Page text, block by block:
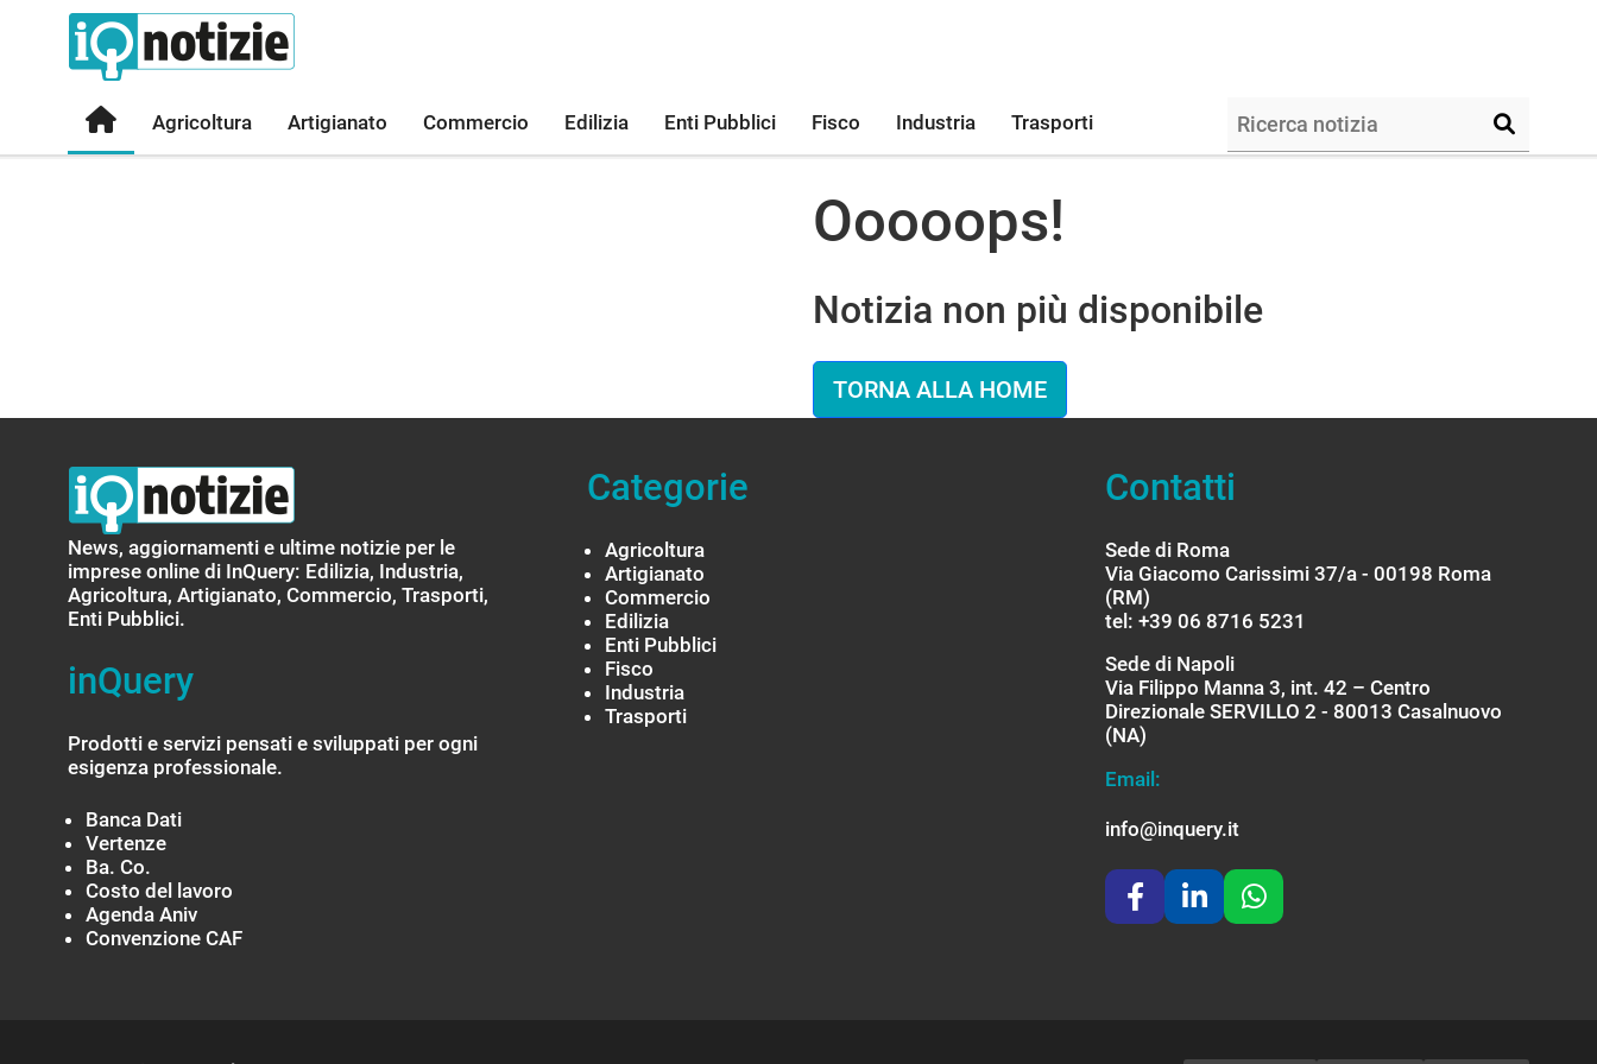
Agricoltura Artigianato Commercio Edilizia Enti Pubblici Fisco Industria Trasporti
Ooooops!
Notizia non più disponibile
TORNA ALLA HOME
IQ Notizie
News, aggiornamenti e ultime notizie per le
imprese online di InQuery: Edilizia, Industria,
Agricoltura, Artigianato, Commercio, Trasporti,
Enti Pubblici.
inQuery
Prodotti e servizi pensati e sviluppati per ogni
esigenza professionale.
Banca Dati
Vertenze
Ba. Co.
Costo del lavoro
Agenda Aniv
Convenzione CAF
Categorie
Agricoltura
Artigianato
Commercio
Edilizia
Enti Pubblici
Fisco
Industria
Trasporti
Contatti
Sede di Roma
Via Giacomo Carissimi 37/a - 00198 Roma
(RM)
tel: +39 06 8716 5231
Sede di Napoli
Via Filippo Manna 3, int. 42 – Centro
Direzionale SERVILLO 2 - 80013 Casalnuovo
(NA)
Email:
info@inquery.it